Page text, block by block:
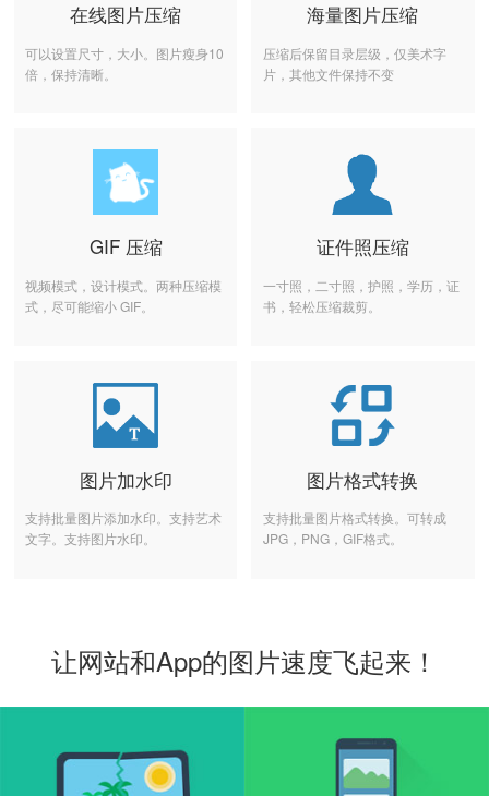
在线图片压缩
可以设置尺寸，大小。图片瘦身10
倍，保持清晰。
海量图片压缩
压缩后保留目录层级，仅美术字
片，其他文件保持不变
GIF 压缩
视频模式，设计模式。两种压缩模
式，尽可能缩小 GIF。
证件照压缩
一寸照，二寸照，护照，学历，证
书，轻松压缩裁剪。
图片加水印
支持批量图片添加水印。支持艺术
文字。支持图片水印。
图片格式转换
支持批量图片格式转换。可转成
JPG，PNG，GIF格式。
让网站和App的图片速度飞起来！